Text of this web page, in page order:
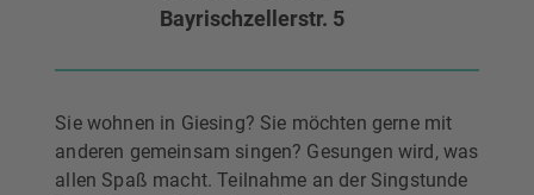
Bayrischzellerstr. 5
Sie wohnen in Giesing? Sie möchten gerne mit
anderen gemeinsam singen? Gesungen wird, was
allen Spaß macht. Teilnahme an der Singstunde